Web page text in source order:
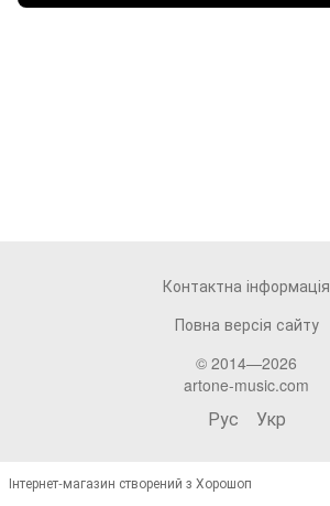
Контактна інформація
Повна версія сайту
© 2014—2026
artone-music.com
Рус Укр
Інтернет-магазин створений з Хорошоп